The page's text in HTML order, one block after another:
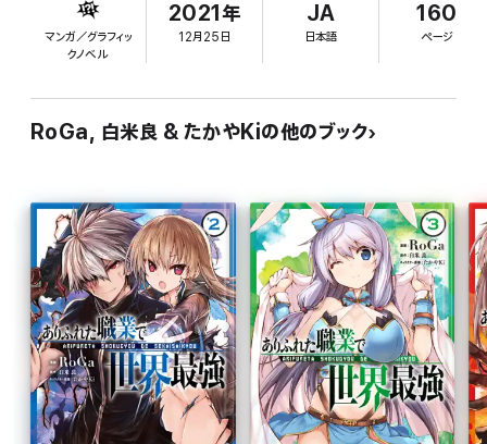
マンガ／グラフィッ
クノベル
2021年
12月25日
JA
日本語
160
ページ
RoGa, 白米良 & たかやKiの他のブック